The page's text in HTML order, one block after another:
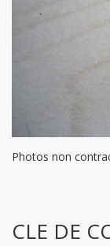
Photos non
CLE DE